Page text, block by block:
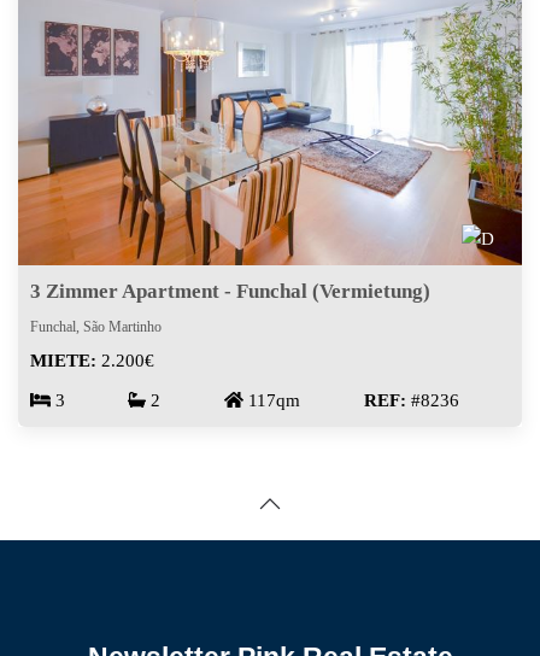
3 Zimmer Apartment - Funchal (Vermietung)
Funchal, São Martinho
MIETE: 2.200€
3 2 117qm REF: #8236